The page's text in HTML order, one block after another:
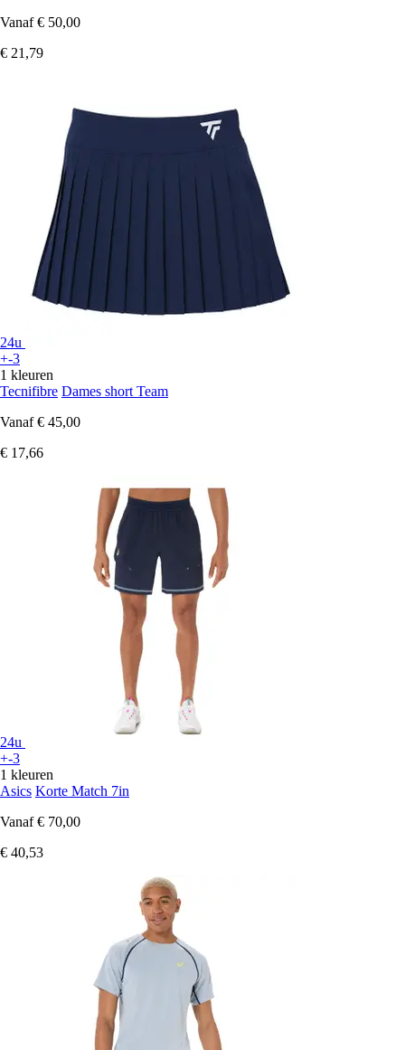
Vanaf € 50,00
€ 21,79
24u
+-3
1 kleuren
Tecnifibre Dames short Team
Vanaf € 45,00
€ 17,66
24u
+-3
1 kleuren
Asics Korte Match 7in
Vanaf € 70,00
€ 40,53